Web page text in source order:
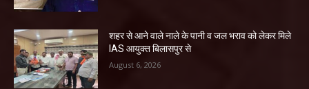
शहर से आने वाले नाले के पानी व जल भराव को लेकर मिले
IAS आयुक्त बिलासपुर से
August 6, 2026